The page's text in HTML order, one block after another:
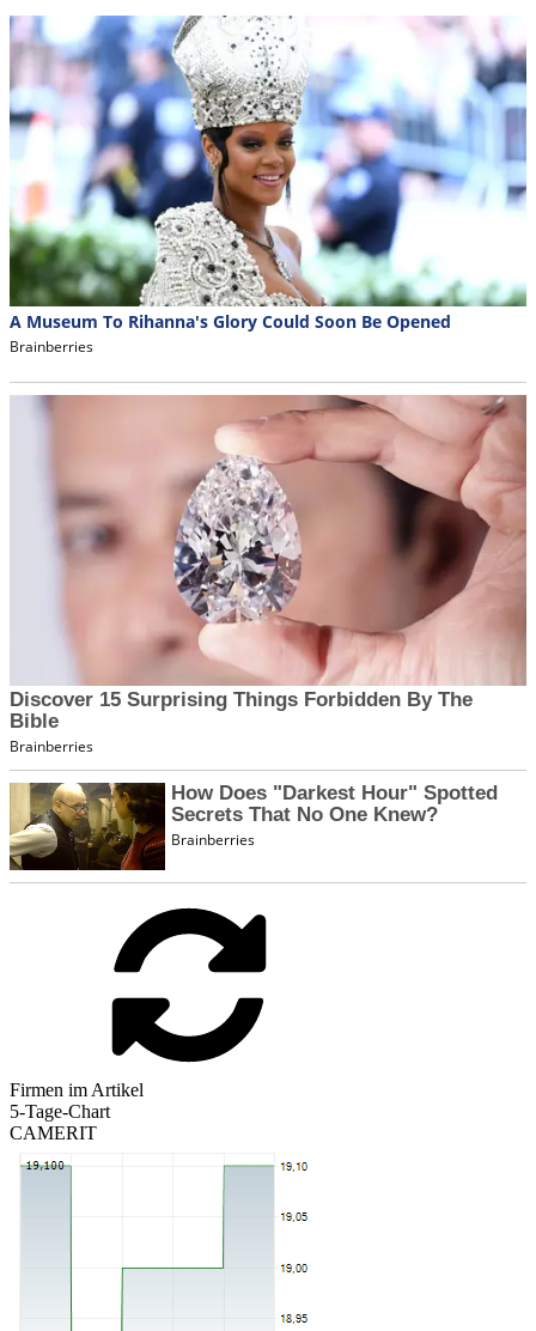
Firmen im Artikel
5-Tage-Chart
CAMERIT